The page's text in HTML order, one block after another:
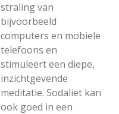
straling van
bijvoorbeeld
computers en mobiele
telefoons en
stimuleert een diepe,
inzichtgevende
meditatie. Sodaliet kan
ook goed in een